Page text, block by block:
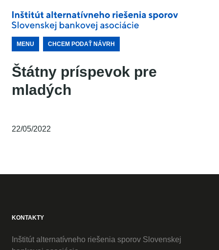
MENU CHCEM PODAŤ NÁVRH
Štátny príspevok pre
mladých
22/05/2022
KONTAKTY
Inštitút alternatívneho riešenia sporov Slovenskej